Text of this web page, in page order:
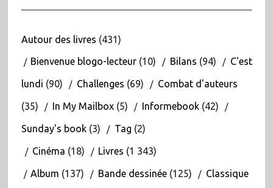
Autour des livres (431)
Bienvenue blogo-lecteur(10) Bilans (94) C'est
lundi (90) Challenges (69) Combat d'auteurs
(35) In My Mailbox(5) Informebook(42)
Sunday's book(3) Tag (2)
Cinéma (18) Livres (1 343)
Album (137) Bande dessinée(125) Classique